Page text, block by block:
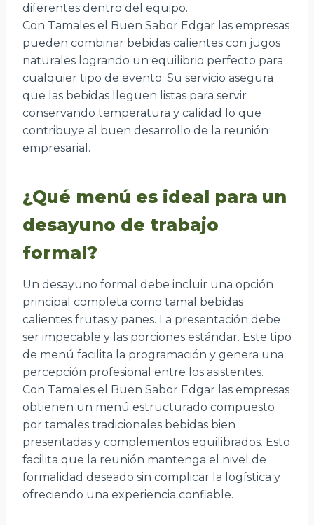
diferentes dentro del equipo.
Con Tamales el Buen Sabor Edgar las empresas
pueden combinar bebidas calientes con jugos
naturales logrando un equilibrio perfecto para
cualquier tipo de evento. Su servicio asegura
que las bebidas lleguen listas para servir
conservando temperatura y calidad lo que
contribuye al buen desarrollo de la reunión
empresarial.
¿Qué menú es ideal para un
desayuno de trabajo
formal?
Un desayuno formal debe incluir una opción
principal completa como tamal bebidas
calientes frutas y panes. La presentación debe
ser impecable y las porciones estándar. Este tipo
de menú facilita la programación y genera una
percepción profesional entre los asistentes.
Con Tamales el Buen Sabor Edgar las empresas
obtienen un menú estructurado compuesto
por tamales tradicionales bebidas bien
presentadas y complementos equilibrados. Esto
facilita que la reunión mantenga el nivel de
formalidad deseado sin complicar la logística y
ofreciendo una experiencia confiable.